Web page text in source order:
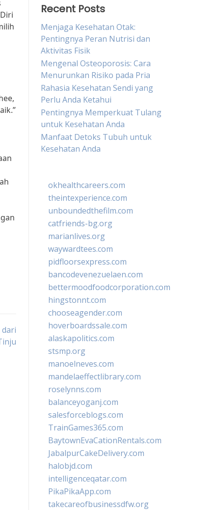
Recent Posts
Menjaga Kesehatan Otak:
Pentingnya Peran Nutrisi dan
Aktivitas Fisik
Mengenal Osteoporosis: Cara
Menurunkan Risiko pada Pria
Rahasia Kesehatan Sendi yang
Perlu Anda Ketahui
Pentingnya Memperkuat Tulang
untuk Kesehatan Anda
Manfaat Detoks Tubuh untuk
Kesehatan Anda
okhealthcareers.com
theintexperience.com
unboundedthefilm.com
catfriends-bg.org
marianlives.org
waywardtees.com
pidfloorsexpress.com
bancodevenezuelaen.com
bettermoodfoodcorporation.com
hingstonnt.com
chooseagender.com
hoverboardssale.com
alaskapolitics.com
stsmp.org
manoelneves.com
mandelaeffectlibrary.com
roselynns.com
balanceyoganj.com
salesforceblogs.com
TrainGames365.com
BaytownEvaCationRentals.com
JabalpurCakeDelivery.com
halobjd.com
intelligenceqatar.com
PikaPikaApp.com
takecareofbusinessdfw.org